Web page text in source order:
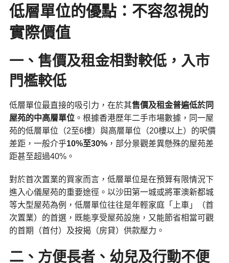
低層單位的優點：不容忽視的
實際價值
一、售價及租金相對較低，入市
門檻較低
低層單位最直接的吸引力，在於其售價及租金普遍低於同
屋苑的中高層單位。根據香港歷年二手市場數據，同一屋
苑的低層單位（2至6樓）與高層單位（20樓以上）的呎價
差距，一般介乎10%至30%，部分景觀差異懸殊的屋苑差
距甚至超過40%。
對於首次置業的買家而言，低層單位是在預算有限情況下
進入心儀屋苑的重要途徑。以沙田第一城或將軍澳新都城
等大型屋苑為例，低層單位往往是年輕家庭「上車」（首
次置業）的首選，既能享受屋苑設施，又能節省相當可觀
的首期（首付）及按揭（房貸）供款壓力。
二、方便長者、幼兒及行動不便